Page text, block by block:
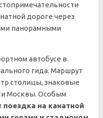
дороге через
панорамными
автобусе в
гида. Маршрут
столицы, знаковые
Москвы. Особым
поездка на канатной